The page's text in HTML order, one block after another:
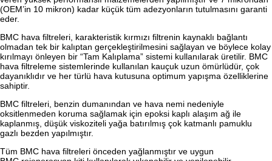
(OEM’in 10 mikron) kadar küçük tüm adezyonların tutulmasını garanti
eder.
BMC hava filtreleri, karakteristik kırmızı filtrenin kaynaklı bağlantı
olmadan tek bir kalıptan gerçekleştirilmesini sağlayan ve böylece kolay
kırılmayı önleyen bir “Tam Kalıplama” sistemi kullanılarak üretilir. BMC
hava filtreleme sistemlerinde kullanılan kauçuk uzun ömürlüdür, çok
dayanıklıdır ve her türlü hava kutusuna optimum yapışma özelliklerine
sahiptir.
BMC filtreleri, benzin dumanından ve hava nemi nedeniyle
oksitlenmeden koruma sağlamak için epoksi kaplı alaşım ağ ile
kaplanmış, düşük viskoziteli yağa batırılmış çok katmanlı pamuklu
gazlı bezden yapılmıştır.
Tüm BMC hava filtreleri önceden yağlanmıştır ve uygun